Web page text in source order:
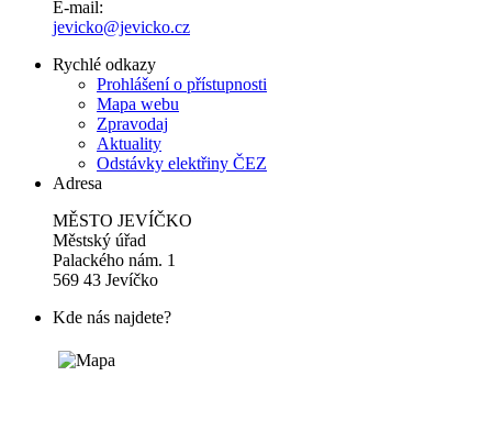
E-mail:
jevicko@jevicko.cz
Rychlé odkazy
Prohlášení o přístupnosti
Mapa webu
Zpravodaj
Aktuality
Odstávky elektřiny ČEZ
Adresa
MĚSTO JEVÍČKO
Městský úřad
Palackého nám. 1
569 43 Jevíčko
Kde nás najdete?